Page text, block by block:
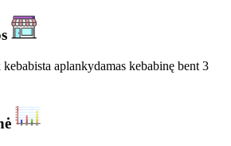
aplankydamas kebabinę bent 3